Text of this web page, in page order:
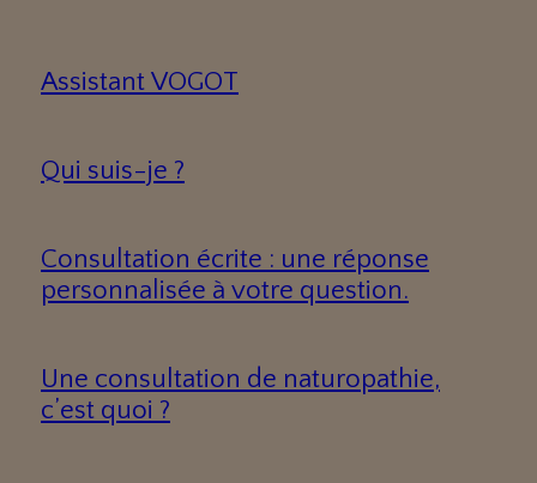
Assistant VOGOT
Qui suis-je ?
Consultation écrite : une réponse
personnalisée à votre question.
Une consultation de naturopathie,
c’est quoi ?